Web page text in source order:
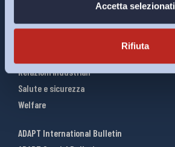
Accetta selezionati
Rifiuta
Infografiche
Relazioni industriali
Salute e sicurezza
Welfare
ADAPT International Bulletin